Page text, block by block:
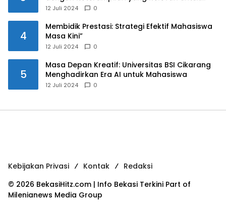
Masa Depan
12 Juli 2024 0
4
Membidik Prestasi: Strategi Efektif Mahasiswa
Masa Kini”
12 Juli 2024 0
5
Masa Depan Kreatif: Universitas BSI Cikarang
Menghadirkan Era AI untuk Mahasiswa
12 Juli 2024 0
Kebijakan Privasi Kontak
Redaksi
© 2026 BekasiHitz.com | Info Bekasi Terkini Part of
Milenianews Media Group